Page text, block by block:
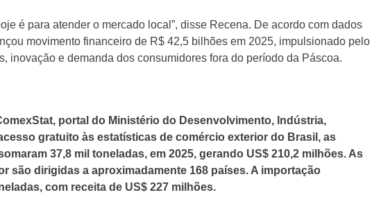
é para atender o mercado local”, disse Recena. De acordo com dados
movimento financeiro de R$ 42,5 bilhões em 2025, impulsionado pelo
inovação e demanda dos consumidores fora do período da Páscoa.
portal do Ministério do Desenvolvimento, Indústria,
gratuito às estatísticas de comércio exterior do Brasil, as
37,8 mil toneladas, em 2025, gerando US$ 210,2 milhões. As
são dirigidas a aproximadamente 168 países. A importação
com receita de US$ 227 milhões.